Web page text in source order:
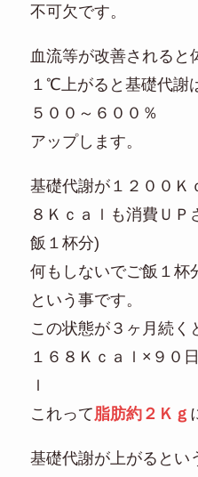
不可欠です。
血流等が改善されると
１℃上がると基礎代謝
５００～６００％
アップします。
基礎代謝が１２００Ｋ
８Ｋｃａｌも消費Ｕ
飯１杯分)
何もしないでご飯１杯
という事です。
この状態が３ヶ月続く
１６８Ｋｃａｌ×９０
ｌ
これって脂肪約２Ｋｇ
基礎代謝が上がるとい